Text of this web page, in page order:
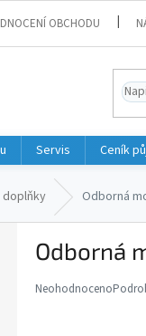
OBCHODU
Servis Ceník
doplňky Odborná
Odborná
Průměrné
Neohodnoceno